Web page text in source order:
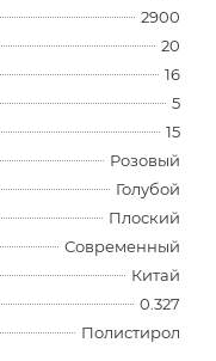
2900
20
16
5
15
Розовый
Голубой
Плоский
Современный
Китай
0.327
Полистирол